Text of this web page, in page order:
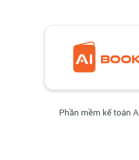
Phần mềm kế toán